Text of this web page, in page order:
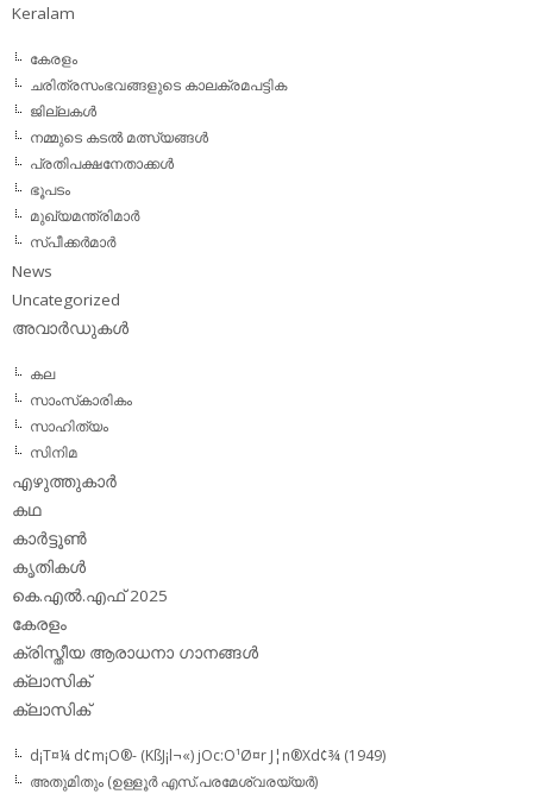
Keralam
കേരളം
ചരിത്രസംഭവങ്ങളുടെ കാലക്രമപട്ടിക
ജില്ലകള്‍
നമ്മുടെ കടല്‍ മത്സ്യങ്ങള്‍
പ്രതിപക്ഷനേതാക്കള്‍
ഭൂപടം
മുഖ്യമന്ത്രിമാര്‍
സ്പീക്കര്‍മാര്‍
News
Uncategorized
അവാര്‍ഡുകള്‍
കല
സാംസ്‌കാരികം
സാഹിത്യം
സിനിമ
എഴുത്തുകാര്‍
കഥ
കാര്‍ട്ടൂണ്‍
കൃതികള്‍
കെ.എല്‍.എഫ് 2025
കേരളം
ക്രിസ്തീയ ആരാധനാ ഗാനങ്ങള്‍
ക്ലാസിക്‌
ക്ലാസിക്
d¡T¤¼ d¢m¡O®- (KßJ¡l¬«) jOc:O¹Ø¤r J¦n®Xd¢¾ (1949)
അതുമിതും (ഉള്ളൂര്‍ എസ്.പരമേശ്വരയ്യര്‍)